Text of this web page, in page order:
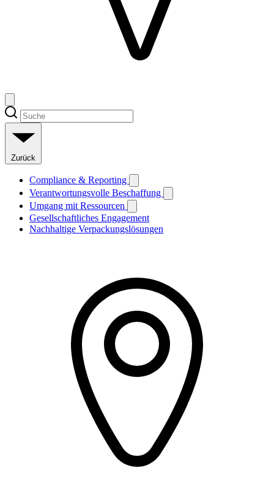
Zurück
Compliance & Reporting
Verantwortungsvolle Beschaffung
Umgang mit Ressourcen
Gesellschaftliches Engagement
Nachhaltige Verpackungslösungen